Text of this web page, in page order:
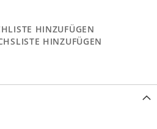
HINZUFÜGEN
HINZUFÜGEN